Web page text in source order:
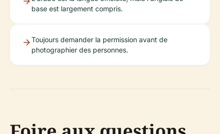
base est largement compris.
Toujours demander la permission avant de
photographier des personnes.